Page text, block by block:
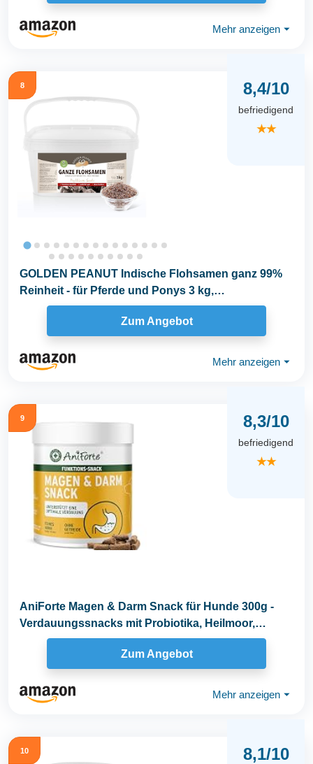
Mehr anzeigen ⏷
8 8,4/10
befriedigend
★★
GOLDEN PEANUT Indische Flohsamen ganz 99%
Reinheit - für Pferde und Ponys 3 kg,
Darmsanierung...
Zum Angebot
Mehr anzeigen ⏷
9 8,3/10
befriedigend
★★
AniForte Magen & Darm Snack für Hunde 300g -
Verdauungssnacks mit Probiotika, Heilmoor,
fördert...
Zum Angebot
Mehr anzeigen ⏷
10 8,1/10